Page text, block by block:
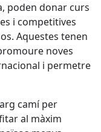
poden donar curs
i competitives
Aquestes tenen
noves
i permetre
camí per
al màxim